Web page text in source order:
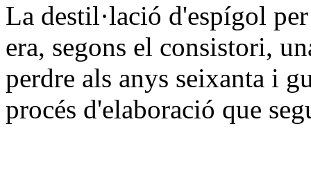
La destil·lació d'espígol
era, segons el consistori,
perdre als anys seixanta i
procés d'elaboració que